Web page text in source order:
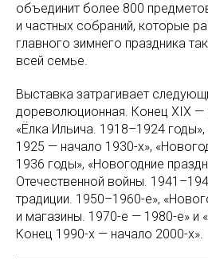
объединит более 800
и частных собраний, которые
главного зимнего праздника
всей семье.
Выставка затрагивает
дореволюционная. Конец XIX —
«Ёлка Ильича. 1918–1924
1925 — начало 1930-х»,
1936 годы», «Новогодние
Отечественной войны.
традиции. 1950–1960-е»,
и магазины. 1970-е — 1980-е» и
Конец 1990-х — начало 2000-х».